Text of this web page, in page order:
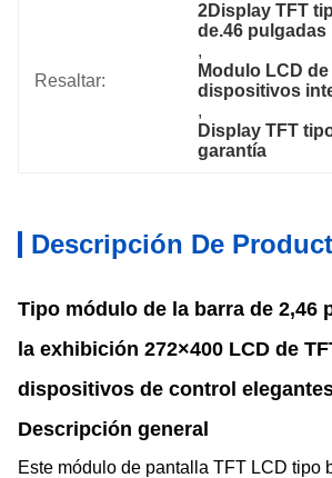
Resaltar:
2Display TFT
de.46 pulgadas
,
Modulo LCD
dispositivos
,
Display TFT
garantía
Descripción De
Tipo módulo de la barra de 2,46
la exhibición 272×400 LCD de
dispositivos de control
Descripción general
Este módulo de pantalla TFT LCD tipo